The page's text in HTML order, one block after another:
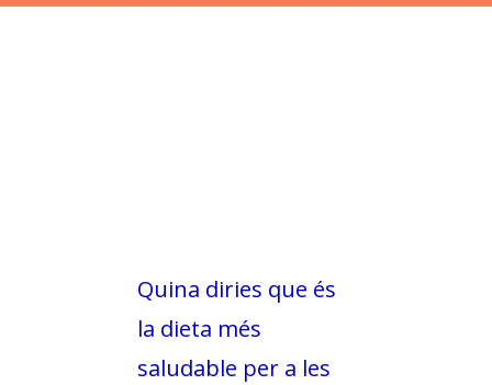
Quina diries que és
la dieta més
saludable per a les